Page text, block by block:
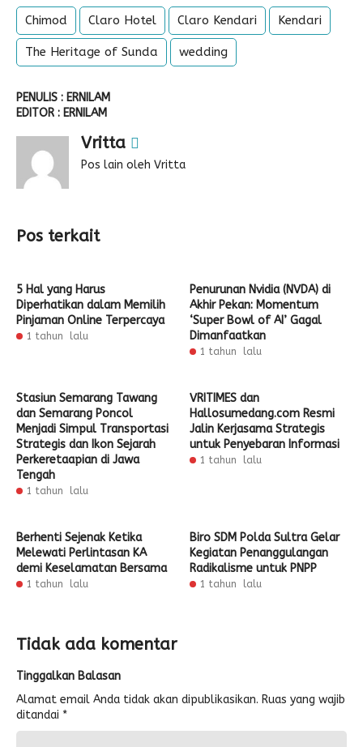
Chimod Claro Hotel Claro Kendari Kendari
The Heritage of Sunda wedding
PENULIS : ERNILAM
EDITOR : ERNILAM
Vritta
Pos lain oleh Vritta
Pos terkait
5 Hal yang Harus
Diperhatikan dalam Memilih
Pinjaman Online Terpercaya
1 tahun lalu
Penurunan Nvidia (NVDA) di
Akhir Pekan: Momentum
‘Super Bowl of AI’ Gagal
Dimanfaatkan
1 tahun lalu
Stasiun Semarang Tawang
dan Semarang Poncol
Menjadi Simpul Transportasi
Strategis dan Ikon Sejarah
Perkeretaapian di Jawa
Tengah
1 tahun lalu
VRITIMES dan
Hallosumedang.com Resmi
Jalin Kerjasama Strategis
untuk Penyebaran Informasi
1 tahun lalu
Berhenti Sejenak Ketika
Melewati Perlintasan KA
demi Keselamatan Bersama
1 tahun lalu
Biro SDM Polda Sultra Gelar
Kegiatan Penanggulangan
Radikalisme untuk PNPP
1 tahun lalu
Tidak ada komentar
Tinggalkan Balasan
Alamat email Anda tidak akan dipublikasikan. Ruas yang wajib
ditandai *